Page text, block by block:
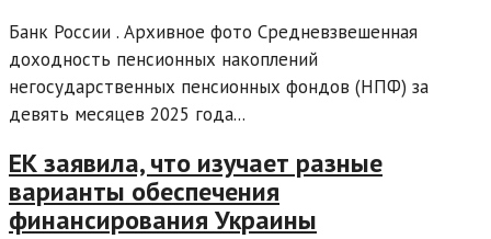
Банк России . Архивное фото Средневзвешенная
доходность пенсионных накоплений
негосударственных пенсионных фондов (НПФ) за
девять месяцев 2025 года...
ЕК заявила, что изучает разные
варианты обеспечения
финансирования Украины